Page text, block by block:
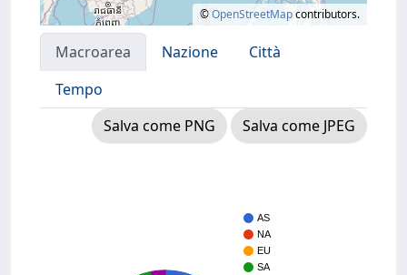
©OpenStreetMapcontributors.
Macroarea Nazione
Città
Tempo
Salva come PNG
Salva come JPEG
AS
NA
EU
SA